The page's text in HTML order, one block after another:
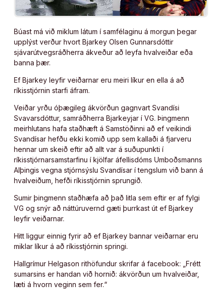
Búast má við miklum látum í samfélaginu á morgun þegar
upplýst verður hvort Bjarkey Olsen Gunnarsdóttir
sjávarútvegsráðherra ákveður að leyfa hvalveiðar eða
banna þær.
Ef Bjarkey leyfir veiðarnar eru meiri líkur en ella á að
ríkisstjórnin starfi áfram.
Veiðar yrðu óþægileg ákvörðun gagnvart Svandísi
Svavarsdóttur, samráðherra Bjarkeyjar í VG. Þingmenn
meirhlutans hafa staðhæft á Samstöðinni að ef veikindi
Svandísar hefðu ekki komið upp sem kallaði á fjarveru
hennar um skeið eftir að allt var á suðupunkti í
ríkisstjórnarsamstarfinu í kjölfar áfellisdóms Umboðsmanns
Alþingis vegna stjórnsýslu Svandísar í tengslum við bann á
hvalveiðum, hefði ríkisstjórnin sprungið.
Sumir þingmenn staðhæfa að það litla sem eftir er af fylgi
VG og snýr að náttúruvernd gæti þurrkast út ef Bjarkey
leyfir veiðarnar.
Hitt liggur einnig fyrir að ef Bjarkey bannar veiðarnar eru
miklar líkur á að ríkisstjórnin springi.
Hallgrímur Helgason rithöfundur skrifar á facebook: „Frétt
sumarsins er handan við hornið: ákvörðun um hvalveiðar,
læti á hvorn veginn sem fer.“